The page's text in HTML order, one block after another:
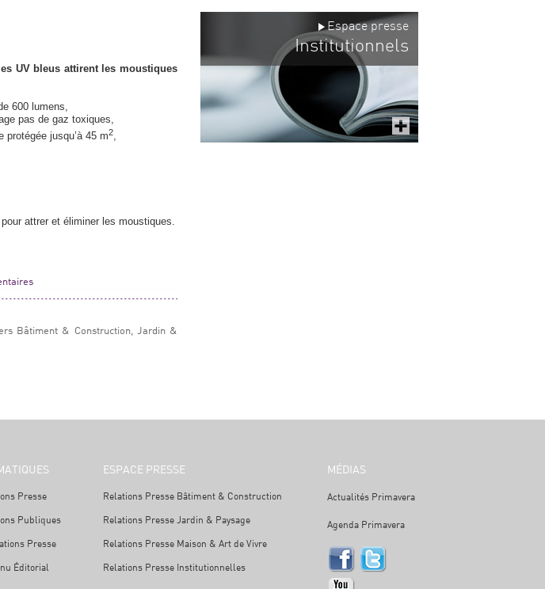
UV bleus attirent les moustiques
600 lumens,
pas de gaz toxiques,
jusqu’à 45 m2,
attrer et éliminer les moustiques.
Bâtiment & Construction, Jardin &
Espace presse
Institutionnels
Presse
Publiques
Presse
Éditorial
ESPACE PRESSE
Relations Presse Bâtiment & Construction
Relations Presse Jardin & Paysage
Relations Presse Maison & Art de Vivre
Relations Presse Institutionnelles
MÉDIAS
Actualités Primavera
Agenda Primavera